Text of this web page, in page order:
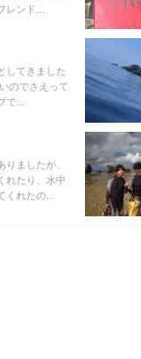
ンド...
してきました
のでさえって
...
りましたが、
れたり、水中
れたの...